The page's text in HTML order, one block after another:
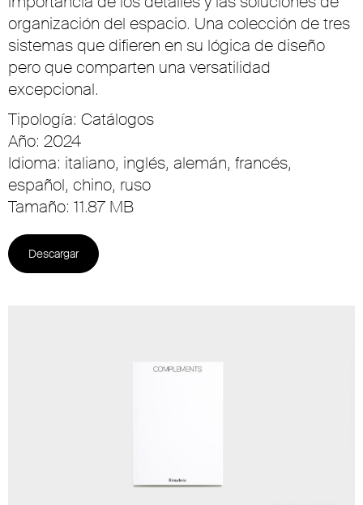
organización del espacio. Una colección de tres
sistemas que difieren en su lógica de diseño
pero que comparten una versatilidad
excepcional.
Tipología: Catálogos
Año: 2024
Idioma: italiano, inglés, alemán, francés,
español, chino, ruso
Tamaño: 11.87 MB
Descargar